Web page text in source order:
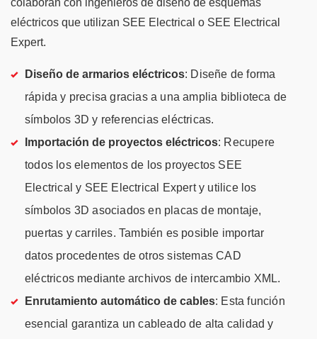
eléctricos que utilizan SEE Electrical o SEE Electrical
Expert.
Diseño de armarios eléctricos: Diseñe de forma
rápida y precisa gracias a una amplia biblioteca de
símbolos 3D y referencias eléctricas.
Importación de proyectos eléctricos: Recupere
todos los elementos de los proyectos SEE
Electrical y SEE Electrical Expert y utilice los
símbolos 3D asociados en placas de montaje,
puertas y carriles. También es posible importar
datos procedentes de otros sistemas CAD
eléctricos mediante archivos de intercambio XML.
Enrutamiento automático de cables: Esta función
esencial garantiza un cableado de alta calidad y